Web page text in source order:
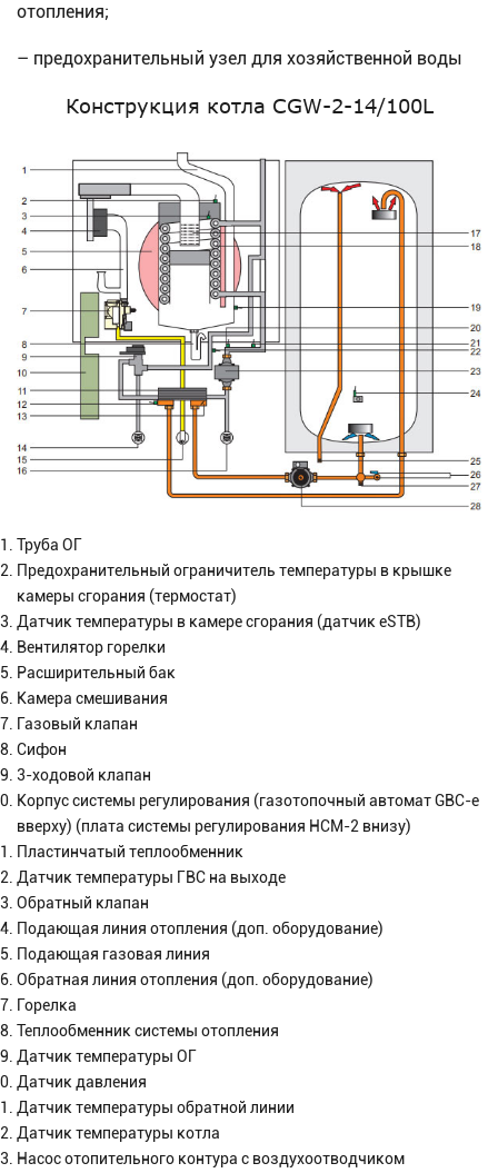
отопления;
– предохранительный узел для хозяйственной воды
Конструкция котла CGW-2-14/100L
Труба ОГ
Предохранительный ограничитель температуры в крышке
камеры сгорания (термостат)
Датчик температуры в камере сгорания (датчик eSTB)
Вентилятор горелки
Расширительный бак
Камера смешивания
Газовый клапан
Сифон
3-ходовой клапан
Корпус системы регулирования (газотопочный автомат GBC-e
вверху) (плата системы регулирования HCM-2 внизу)
Пластинчатый теплообменник
Датчик температуры ГВС на выходе
Обратный клапан
Подающая линия отопления (доп. оборудование)
Подающая газовая линия
Обратная линия отопления (доп. оборудование)
Горелка
Теплообменник системы отопления
Датчик температуры ОГ
Датчик давления
Датчик температуры обратной линии
Датчик температуры котла
Насос отопительного контура с воздухоотводчиком